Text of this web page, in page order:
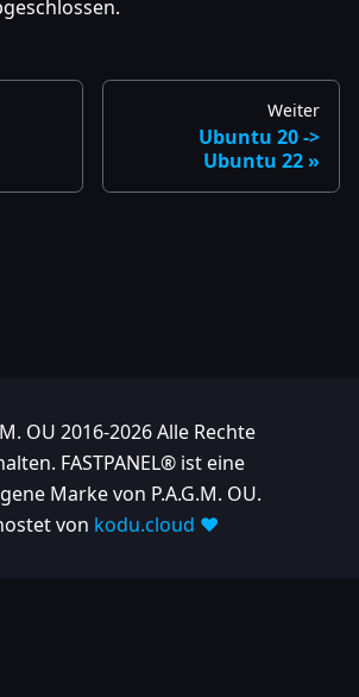
Weiter
Ubuntu 20 ->
Ubuntu 22
OU 2016-2026 Alle Rechte
FASTPANEL® ist eine
Marke von P.A.G.M. OU.
von kodu.cloud ❤️